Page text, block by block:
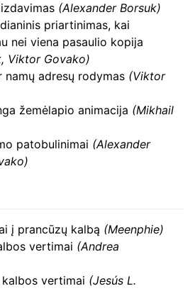
(Alexander Borsuk)
priartinimas, kai
nei viena pasaulio kopija
Viktor Govako)
namų adresų rodymas (Viktor
žemėlapio animacija (Mikhail
patobulinimai (Alexander
į prancūzų kalbą (Meenphie)
vertimai (Andrea
vertimai (Jesús L.